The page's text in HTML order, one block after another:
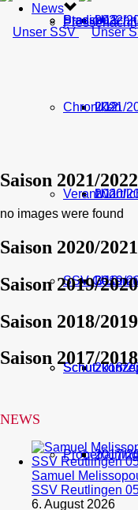
U13
U12
U11
U10
Probetraining
2022/
2021/
2020/
2019/
2018/
2017/
Stadion
Chroniken
SSV
News
Saison 2021/2022
no images were found
Saison 2020/2021
Saison 2019/2020
Saison 2018/2019
Saison 2017/2018
NEWS
Samuel
SSV Reutlingen
6. August 2026